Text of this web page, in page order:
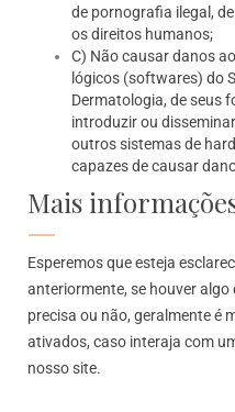
de pornografia ilegal,
os direitos humanos;
C) Não causar danos
lógicos (softwares) do
Dermatologia, de seus
introduzir ou
outros sistemas de
capazes de causar
Mais
Esperemos que esteja
anteriormente, se houver algo
precisa ou não, geralmente é
ativados, caso interaja com
nosso site.